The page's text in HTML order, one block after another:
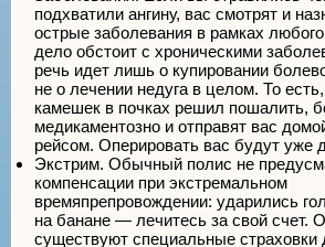
подхватили ангину, вас смотрят и
острые заболевания в рамках
дело обстоит с хроническими
речь идет лишь о купировании
не о лечении недуга в целом. То
камешек в почках решил пошалить,
медикаментозно и отправят вас
рейсом. Оперировать вас будут уже
Экстрим. Обычный полис не
компенсации при экстремальном
времяпрепровождении: ударились
на банане — лечитесь за свой счет.
существуют специальные страховки